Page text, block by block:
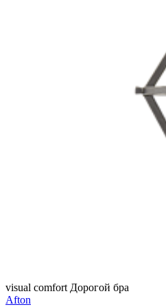
visual comfort Дорогой бра
Afton